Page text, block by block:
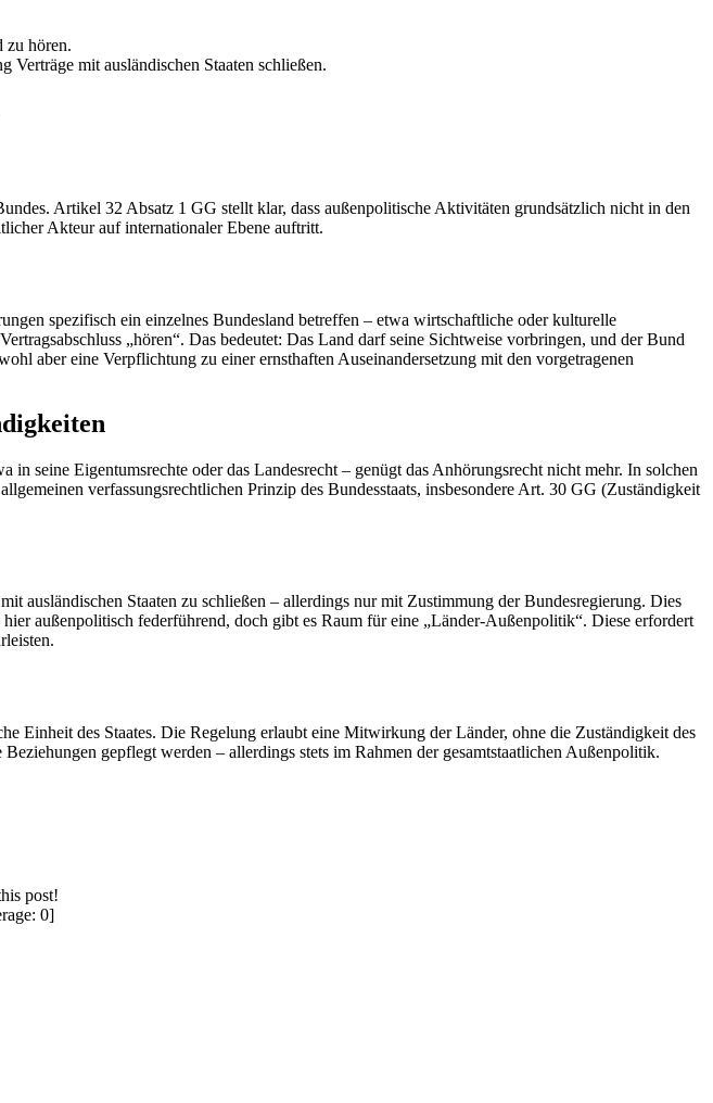
zu hören.
Verträge mit ausländischen Staaten schließen.
Artikel 32 Absatz 1 GG stellt klar, dass außenpolitische Aktivitäten grundsätzlich nicht in den
Akteur auf internationaler Ebene auftritt.
spezifisch ein einzelnes Bundesland betreffen – etwa wirtschaftliche oder kulturelle
„hören“. Das bedeutet: Das Land darf seine Sichtweise vorbringen, und der Bund
aber eine Verpflichtung zu einer ernsthaften Auseinandersetzung mit den vorgetragenen
seine Eigentumsrechte oder das Landesrecht – genügt das Anhörungsrecht nicht mehr. In solchen
verfassungsrechtlichen Prinzip des Bundesstaats, insbesondere Art. 30 GG (Zuständigkeit
ausländischen Staaten zu schließen – allerdings nur mit Zustimmung der Bundesregierung. Dies
außenpolitisch federführend, doch gibt es Raum für eine „Länder-Außenpolitik“. Diese erfordert
Einheit des Staates. Die Regelung erlaubt eine Mitwirkung der Länder, ohne die Zuständigkeit des
gepflegt werden – allerdings stets im Rahmen der gesamtstaatlichen Außenpolitik.
post!
0]